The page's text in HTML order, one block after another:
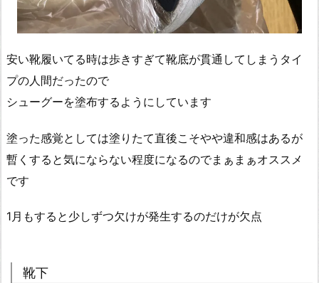
安い靴履いてる時は歩きすぎて靴底が貫通してしまうタイ
プの人間だったので
シューグーを塗布するようにしています
塗った感覚としては塗りたて直後こそやや違和感はあるが
暫くすると気にならない程度になるのでまぁまぁオススメ
です
1月もすると少しずつ欠けが発生するのだけが欠点
靴下